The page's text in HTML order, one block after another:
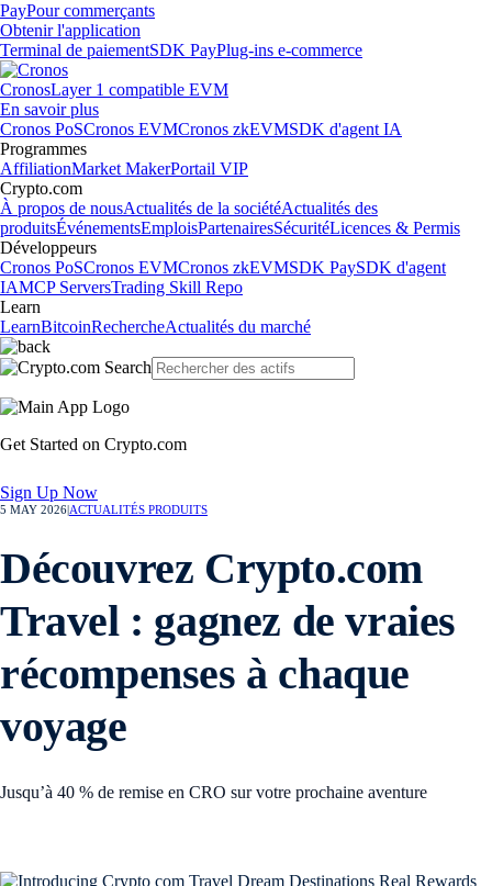
PayPour commerçants
Obtenir l'application
Terminal de paiementSDK PayPlug-ins e-commerce
CronosLayer 1 compatible EVM
En savoir plus
Cronos PoSCronos EVMCronos zkEVMSDK d'agent IA
Programmes
AffiliationMarket MakerPortail VIP
Crypto.com
À propos de nousActualités de la sociétéActualités des
produitsÉvénementsEmploisPartenairesSécuritéLicences & Permis
Développeurs
Cronos PoSCronos EVMCronos zkEVMSDK PaySDK d'agent
IAMCP ServersTrading Skill Repo
Learn
LearnBitcoinRechercheActualités du marché
Get Started on Crypto.com
Sign Up Now
5 MAY 2026 ACTUALITÉS PRODUITS
Découvrez Crypto.com
Travel : gagnez de vraies
récompenses à chaque
voyage
Jusqu’à 40 % de remise en CRO sur votre prochaine aventure